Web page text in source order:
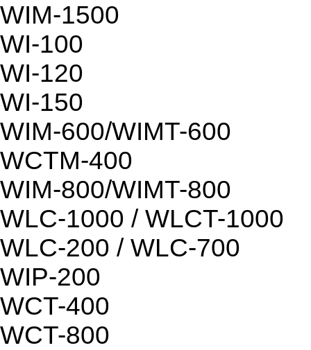
WIM-1500
WI-100
WI-120
WI-150
WIM-600/WIMT-600
WCTM-400
WIM-800/WIMT-800
WLC-1000 / WLCT-1000
WLC-200 / WLC-700
WIP-200
WCT-400
WCT-800